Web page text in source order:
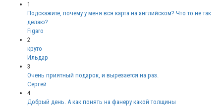
1
Подскажите, почему у меня вся карта на английском? Что то не так
делаю?
Figaro
2
круто
Ильдар
3
Очень приятный подарок, и вырезается на раз.
Сергей
4
Добрый день. А как понять на фанеру какой толщины